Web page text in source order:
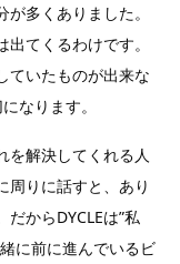
多くありました。
てくるわけです。
ていたものが出来な
なります。
を解決してくれる人
周りに話すと、あり
からDYCLEは”私
に前に進んでいるビ